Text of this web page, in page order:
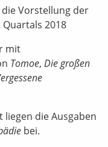
Vorstellung der
2018
mit
Tomoe, Die großen
liegen die Ausgaben
bei.